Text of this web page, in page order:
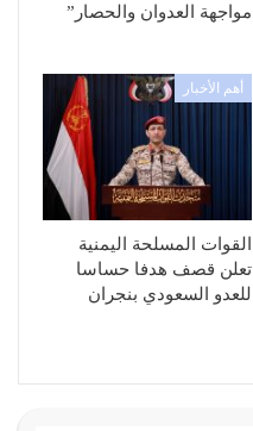
مواجهة العدوان والحصار”
أهم الأخبار
القوات المسلحة اليمنية
تعلن قصف هدفا حساسا
للعدو السعودي بنجران